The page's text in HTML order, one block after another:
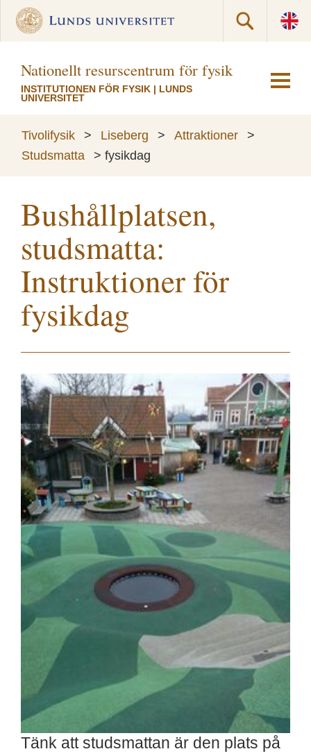
Nationellt resurscentrum för fysik
INSTITUTIONEN FÖR FYSIK | LUNDS
UNIVERSITET
Tivolifysik > Liseberg > Attraktioner
>
Studsmatta
> fysikdag
Bushållplatsen,
studsmatta:
Instruktioner för
fysikdag
Tänk att studsmattan är den plats på